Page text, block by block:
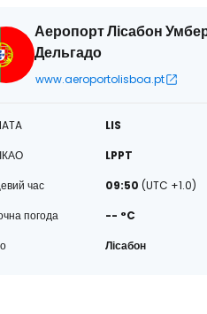
Аеропорт Лісабон
Дельгадо
www.aeroportolisboa.pt
LIS
LPPT
час
09:50 (UTC +1.0)
погода
-- °C
Лісабон